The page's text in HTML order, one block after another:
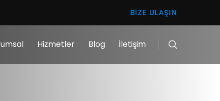
BIZE ULAŞIN
Hizmetler Blog İletişim